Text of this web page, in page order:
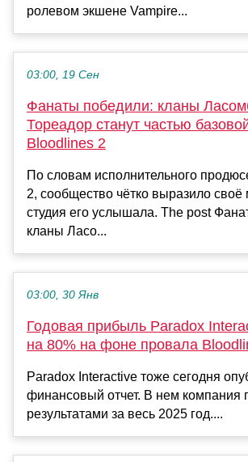
ролевом экшене Vampire...
03:00, 19 Сен
Фанаты победили: кланы
Тореадор станут частью
Bloodlines 2
По словам исполнительного
2, сообщество чётко выразило
студия его услышала. The post
кланы Ласо...
03:00, 30 Янв
Годовая прибыль Paradox
на 80% на фоне провала
Paradox Interactive тоже сегодня
финансовый отчет. В нем компания
результатами за весь 2025 год....